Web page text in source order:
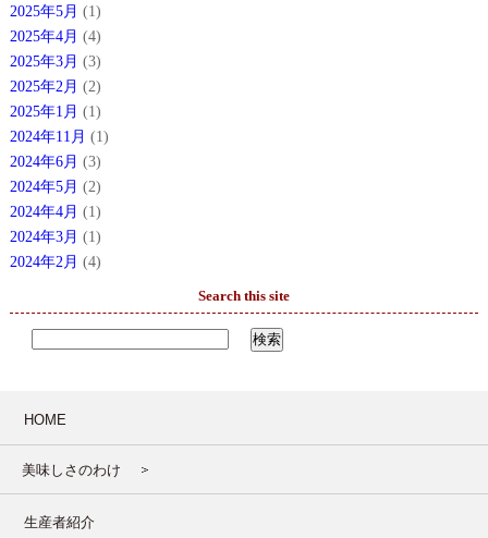
2025年5月 (1)
2025年4月 (4)
2025年3月 (3)
2025年2月 (2)
2025年1月 (1)
2024年11月 (1)
2024年6月 (3)
2024年5月 (2)
2024年4月 (1)
2024年3月 (1)
2024年2月 (4)
Search this site
HOME
美味しさのわけ
生産者紹介